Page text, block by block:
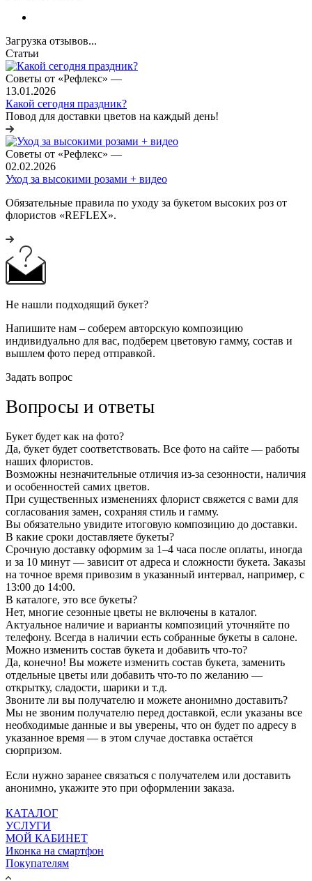
Загрузка отзывов...
Статьи
Советы от «Рефлекс» —
13.01.2026
Какой сегодня праздник?
Повод для доставки цветов на каждый день!
Советы от «Рефлекс» —
02.02.2026
Уход за высокими розами + видео
Обязательные правила по уходу за букетом высоких роз от
флористов «REFLEX».
Не нашли подходящий букет?
Напишите нам – соберем авторскую композицию
индивидуально для вас, подберем цветовую гамму, состав и
вышлем фото перед отправкой.
Задать вопрос
Вопросы и ответы
Букет будет как на фото?
Да, букет будет соответствовать. Все фото на сайте — работы
наших флористов.
Возможны незначительные отличия из-за сезонности, наличия
и особенностей самих цветов.
При существенных изменениях флорист свяжется с вами для
согласования замен, сохраняя стиль и гамму.
Вы обязательно увидите итоговую композицию до доставки.
В какие сроки доставляете букеты?
Срочную доставку оформим за 1–4 часа после оплаты, иногда
и за 10 минут — зависит от адреса и сложности букета. Заказы
на точное время привозим в указанный интервал, например, с
13:00 до 14:00.
В каталоге, это все букеты?
Нет, многие сезонные цветы не включены в каталог.
Актуальное наличие и варианты композиций уточняйте по
телефону. Всегда в наличии есть собранные букеты в салоне.
Можно изменить состав букета и добавить что-то?
Да, конечно! Вы можете изменить состав букета, заменить
отдельные цветы или добавить что-то по желанию —
открытку, сладости, шарики и т.д.
Звоните ли вы получателю и можете анонимно доставить?
Мы не звоним получателю перед доставкой, если указаны все
необходимые данные и вы уверены, что он будет по адресу в
указанное время — в этом случае доставка остаётся
сюрпризом.
Если нужно заранее связаться с получателем или доставить
анонимно, укажите это при оформлении заказа.
КАТАЛОГ
УСЛУГИ
МОЙ КАБИНЕТ
Иконка на смартфон
Покупателям